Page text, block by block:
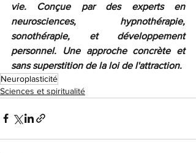
vie. Conçue par des experts en
neurosciences, hypnothérapie,
sonothérapie, et développement
personnel. Une approche concrète et
sans superstition de la loi de l'attraction.
Neuroplasticité
Sciences et spiritualité